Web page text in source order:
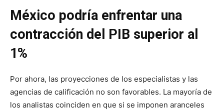
México podría enfrentar una
contracción del PIB superior al
1%
Por ahora, las proyecciones de los especialistas y las
agencias de calificación no son favorables. La mayoría de
los analistas coinciden en que si se imponen aranceles